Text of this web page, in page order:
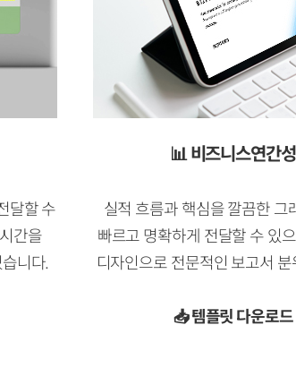
달할 수
간을
니다.
📊비즈니스연간
실적 흐름과 핵심을 깔끔한 그
빠르고 명확하게 전달할 수 있
디자인으로 전문적인 보고서
📥 템플릿 다운로드